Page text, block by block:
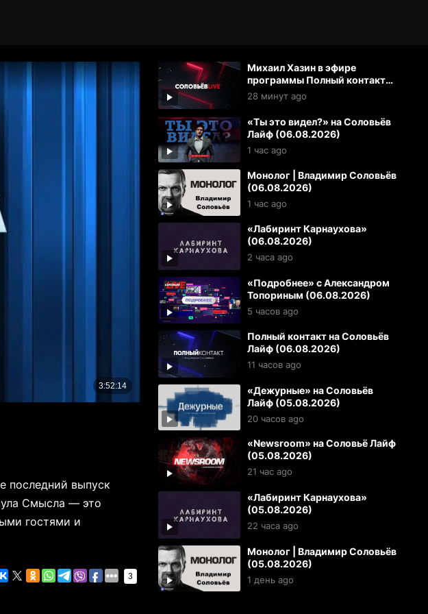
последний выпуск
Смысла — это
гостями и
3
Михаил Хазин в эфире
программы Полный контакт
(06.08.2026)
28 минут ago
«Ты это видел?» на Соловьёв
Лайф (06.08.2026)
1 час ago
Монолог | Владимир Соловьёв
(06.08.2026)
1 час ago
«Лабиринт Карнаухова»
(06.08.2026)
2 часа ago
«Подробнее» с Александром
Топориным (06.08.2026)
5 часов ago
Полный контакт на Соловьёв
Лайф (06.08.2026)
11 часов ago
«Дежурные» на Соловьёв
Лайф (05.08.2026)
20 часов ago
«Newsroom» на Соловьё Лайф
(05.08.2026)
21 час ago
«Лабиринт Карнаухова»
(05.08.2026)
22 часа ago
Монолог | Владимир Соловьёв
(05.08.2026)
1 день ago